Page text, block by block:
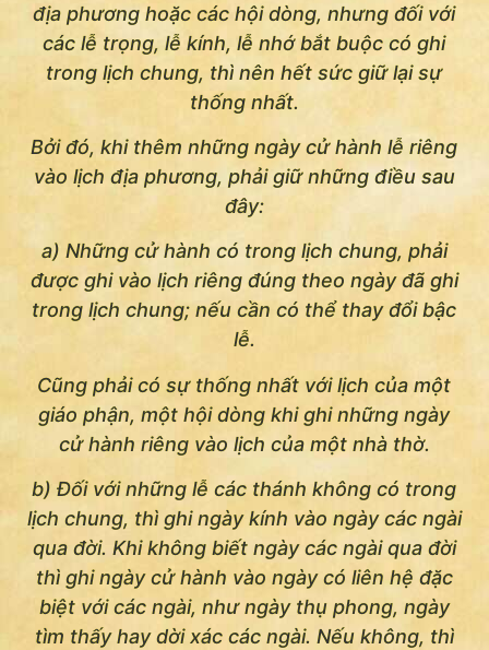
địa phương hoặc các hội dòng, nhưng đối với
các lễ trọng, lễ kính, lễ nhớ bắt buộc có ghi
trong lịch chung, thì nên hết sức giữ lại sự
thống nhất.
Bởi đó, khi thêm những ngày cử hành lễ riêng
vào lịch địa phương, phải giữ những điều sau
đây:
a) Những cử hành có trong lịch chung, phải
được ghi vào lịch riêng đúng theo ngày đã ghi
trong lịch chung; nếu cần có thể thay đổi bậc
lễ.
Cũng phải có sự thống nhất với lịch của một
giáo phận, một hội dòng khi ghi những ngày
cử hành riêng vào lịch của một nhà thờ.
b) Ðối với những lễ các thánh không có trong
lịch chung, thì ghi ngày kính vào ngày các ngài
qua đời. Khi không biết ngày các ngài qua đời
thì ghi ngày cử hành vào ngày có liên hệ đặc
biệt với các ngài, như ngày thụ phong, ngày
tìm thấy hay dời xác các ngài. Nếu không, thì